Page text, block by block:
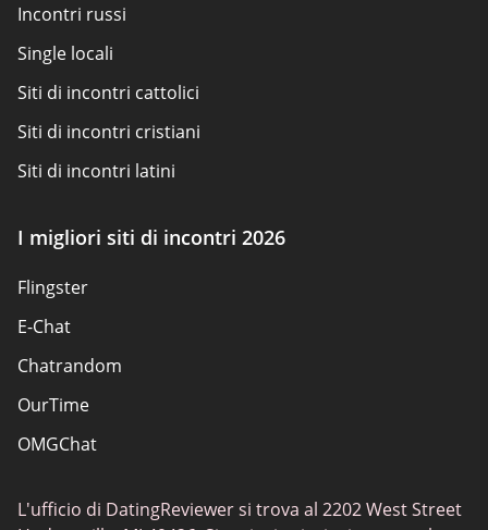
Incontri russi
Single locali
Siti di incontri cattolici
Siti di incontri cristiani
Siti di incontri latini
Siti scambisti
Siti di incontri popolari
Siti di incontri
App di incontri Elite
Incontri classici
I migliori siti di incontri
I migliori siti di incontri 2026
Flingster
E-Chat
Chatrandom
OurTime
OMGChat
Fruzo
L'ufficio di DatingReviewer si trova al 2202 West Street